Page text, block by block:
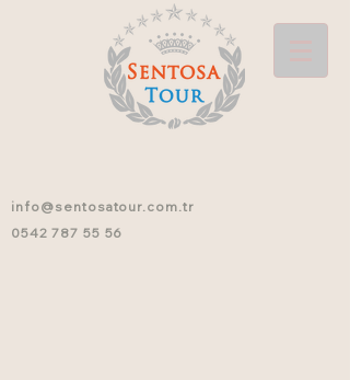
info@sentosatour.com.tr
0542 787 55 56